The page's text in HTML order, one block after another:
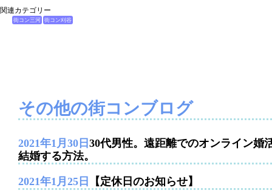
関連カテゴリー
街コン三河 街コン刈谷
その他の街コンブログ
2021年1月30日 30代男性。遠距離でのオンライン婚
結婚する方法。
2021年1月25日 【定休日のお知らせ】